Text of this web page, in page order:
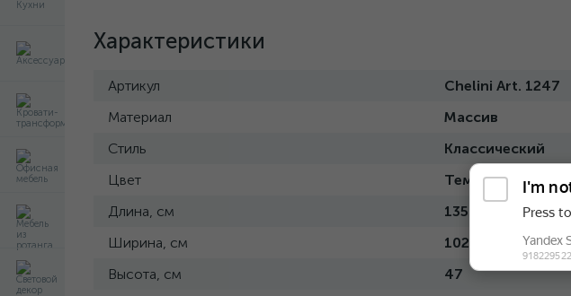
Характеристики
Артикул
Chelini Art. 1247
Материал
Массив
Стиль
Классический
Цвет
Темный
Длина, см
135
Ширина, см
102
Высота, см
47